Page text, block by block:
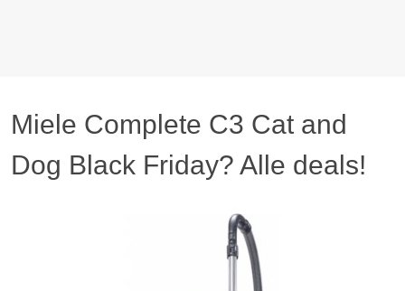
Miele Complete C3 Cat and
Dog Black Friday? Alle deals!